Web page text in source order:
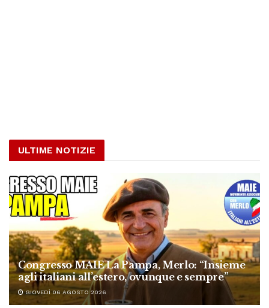
ULTIME NOTIZIE
Congresso MAIE La Pampa, Merlo: “Insieme
agli italiani all’estero, ovunque e sempre”
GIOVEDÌ 06 AGOSTO 2026